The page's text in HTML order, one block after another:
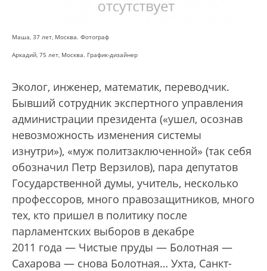
Маша, 37 лет, Москва. Фотограф
Аркадий, 75 лет, Москва. График-дизайнер
Эколог, инженер, математик, переводчик.
Бывший сотрудник экспертного управления
администрации президента («ушел, осознав
невозможность изменения системы
изнутри»), «муж политзаключенной» (так себя
обозначил Петр Верзилов), пара депутатов
Государственной думы, учитель, несколько
профессоров, много правозащитников, много
тех, кто пришел в политику после
парламентских выборов в декабре
2011 года — Чистые пруды — Болотная —
Сахарова — снова Болотная… Ухта, Санкт-